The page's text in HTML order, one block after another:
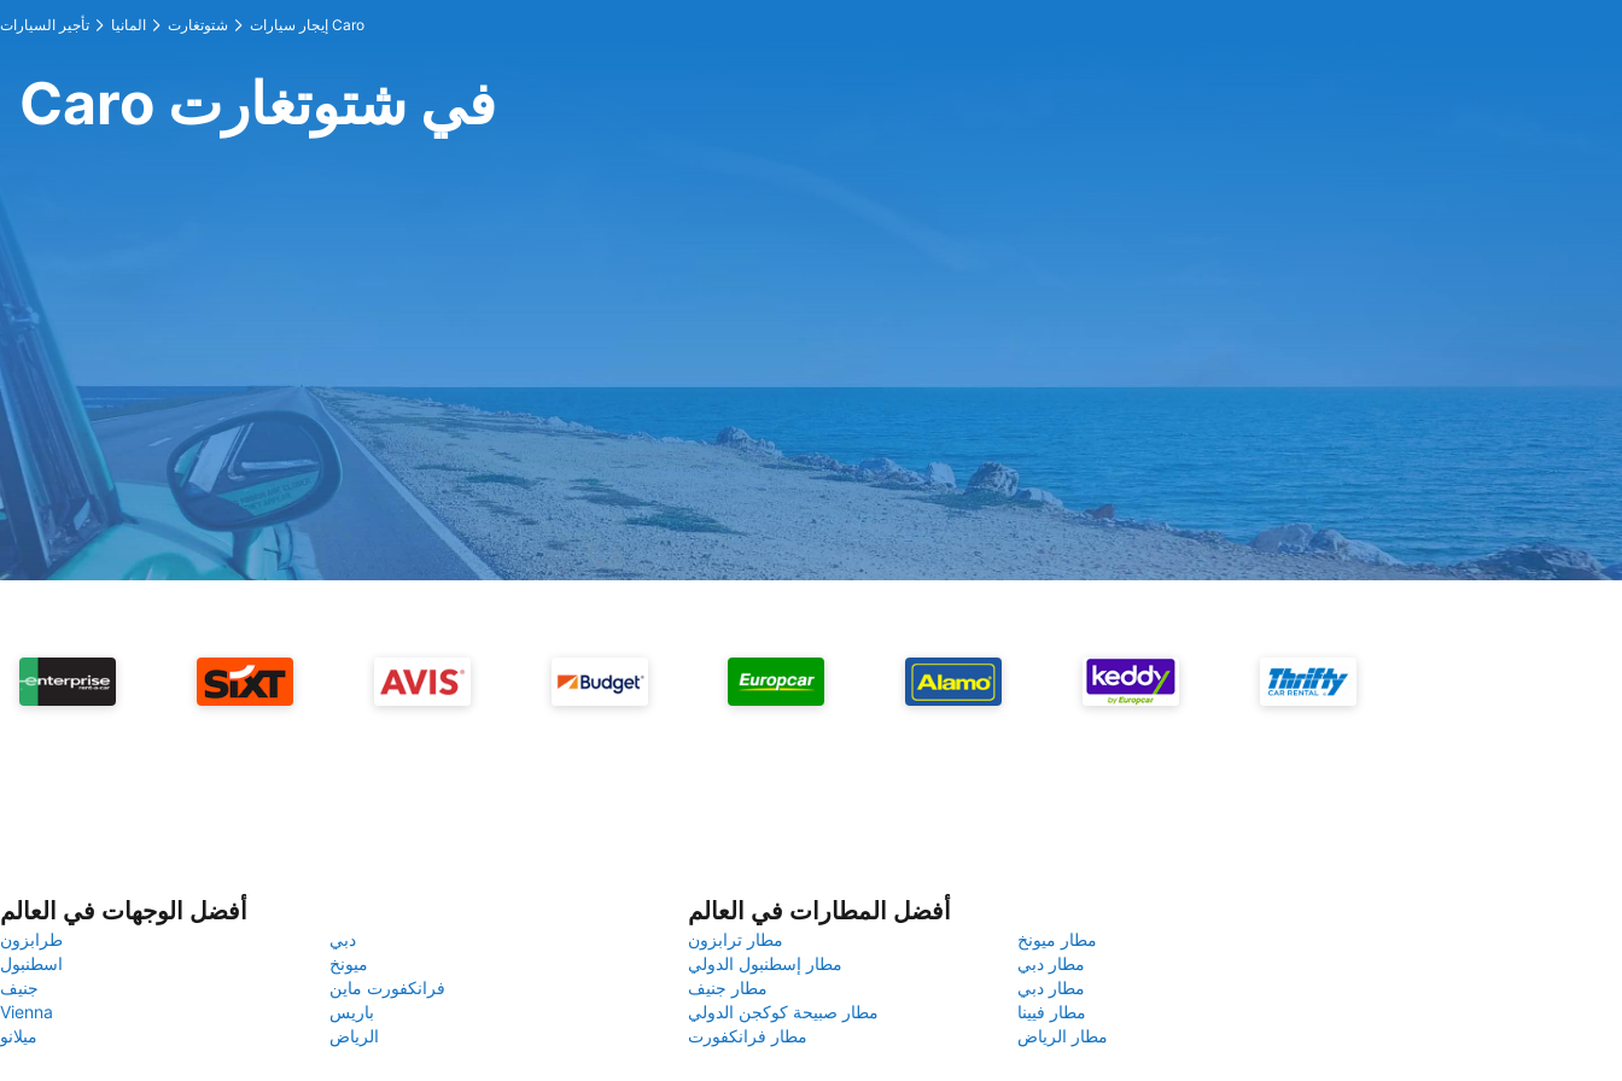
تأجير السيارات المانيا شتوتغارت إيجار سيارات Caro
Caro في شتوتغارت
أفضل الوجهات في العالم
طرابزون
دبي
اسطنبول
ميونخ
جنيف
فرانكفورت ماين
Vienna
باريس
ميلانو
الرياض
أفضل المطارات في العالم
مطار ترابزون
مطار ميونخ
مطار إسطنبول الدولي
مطار دبي
مطار جنيف
مطار دبي
مطار صبيحة كوكجن الدولي
مطار فيينا
مطار فرانكفورت
مطار الرياض